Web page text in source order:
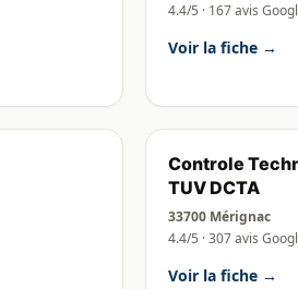
4.4/5 · 167 avis
Voir la fiche →
Controle
TUV DCTA
33700 Mérignac
4.4/5 · 307 avis
Voir la fiche →